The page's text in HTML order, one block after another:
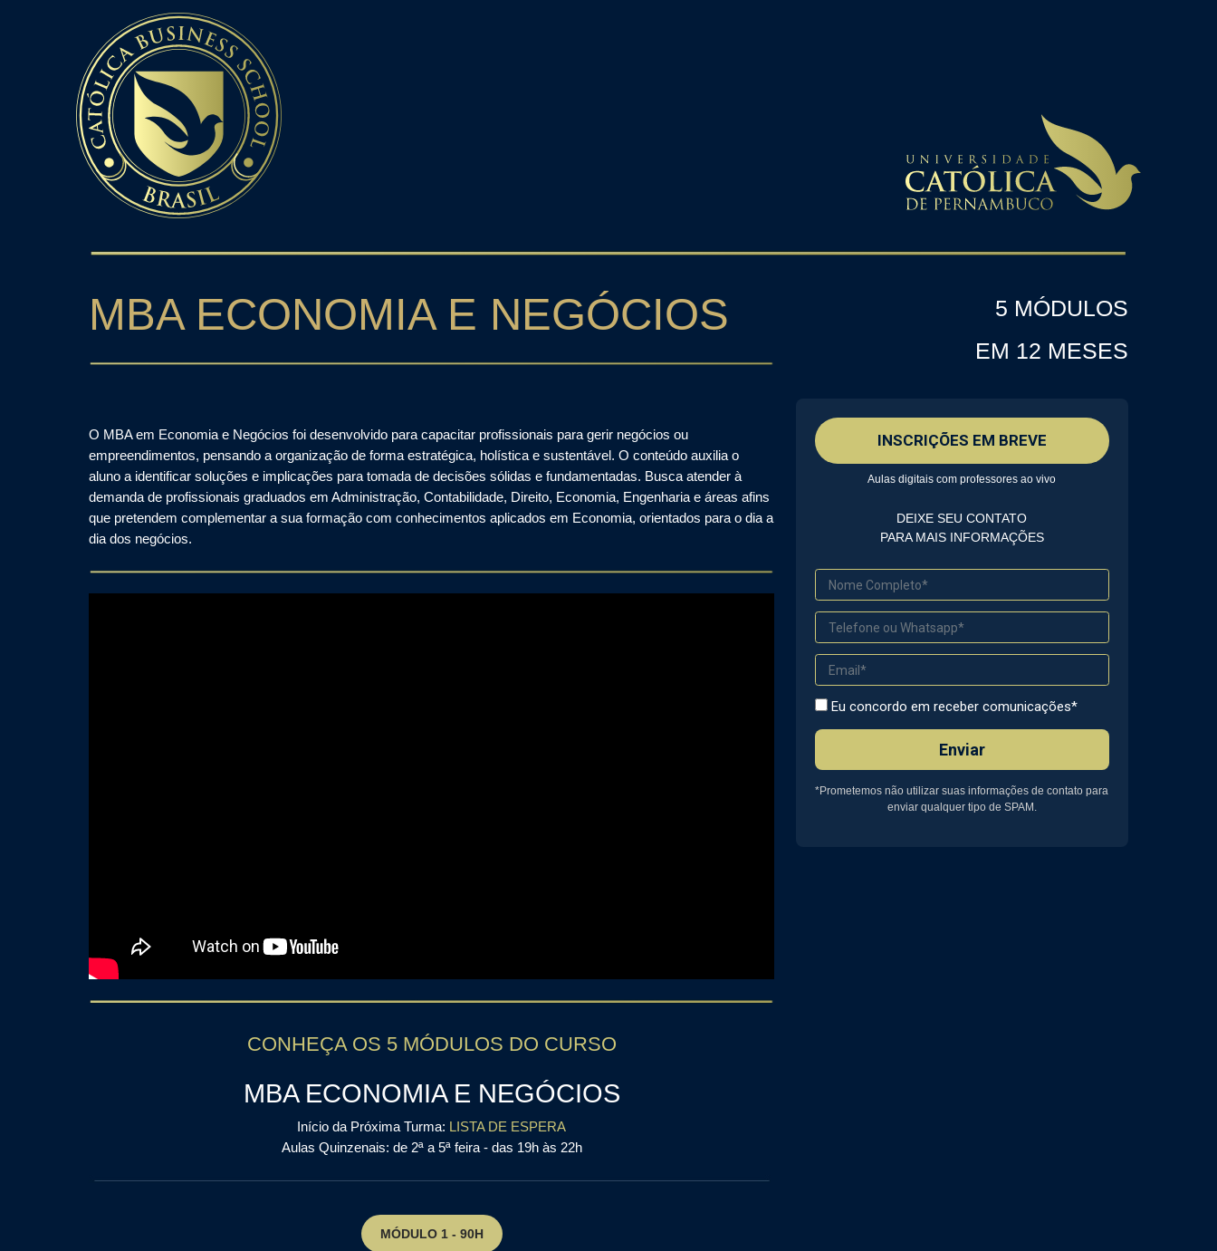
Católica Business School | >> MBA Economia e Negócios - Unicap
MBA ECONOMIA E NEGÓCIOS
5 MÓDULOS
EM 12 MESES
O MBA em Economia e Negócios foi desenvolvido para capacitar profissionais para gerir negócios ou
empreendimentos, pensando a organização de forma estratégica, holística e sustentável. O conteúdo auxilia o
aluno a identificar soluções e implicações para tomada de decisões sólidas e fundamentadas. Busca atender à
demanda de profissionais graduados em Administração, Contabilidade, Direito, Economia, Engenharia e áreas afins
que pretendem complementar a sua formação com conhecimentos aplicados em Economia, orientados para o dia a
dia dos negócios.
CONHEÇA OS 5 MÓDULOS DO CURSO
MBA ECONOMIA E NEGÓCIOS
Início da Próxima Turma: LISTA DE ESPERA
Aulas Quinzenais: de 2ª a 5ª feira - das 19h às 22h
MÓDULO 1 - 90H
INSCRIÇÕES EM BREVE
Aulas digitais com professores ao vivo
DEIXE SEU CONTATO
PARA MAIS INFORMAÇÕES
Eu concordo em receber comunicações*
Enviar
*Prometemos não utilizar suas informações de contato para
enviar qualquer tipo de SPAM.